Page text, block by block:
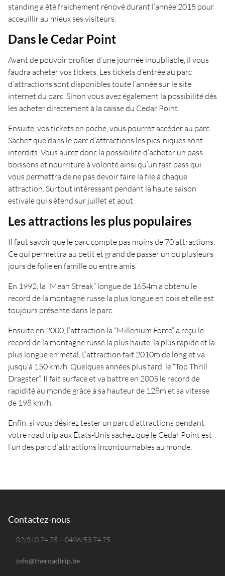
standing a été fraichement rénové durant l’année 2015 pour
acceuillir au mieux ses visiteurs.
Dans le Cedar Point
Avant de pouvoir profiter d’une journée inoubliable, il vous
faudra acheter vos tickets. Les tickets d’entrée au parc
d’attractions sont disponibles toute l’année sur le site
internet du parc. Sinon vous avez également la possibilité dès
les acheter directement à la caisse du Cedar Point.
Ensuite, vos tickets en poche, vous pourrez accéder au parc.
Sachez que dans le parc d’attractions les pics-niques sont
interdits. Vous aurez donc la possibilité d’acheter un pass
boissons et nourriture à volonté ainsi qu’un fast pass qui
vous permettra de ne pas devoir faire la file à chaque
attraction. Surtout intéressant pendant la haute saison
estivale qui s’étend sur juillet et aout.
Les attractions les plus populaires
Il faut savoir que le parc compte pas moins de 70 attractions.
Ce qui permettra au petit et grand de passer un ou plusieurs
jours de folie en famille ou entre amis.
En 1992, la “Mean Streak” longue de 1654m a obtenu le
record de la montagne russe la plus longue en bois et elle est
toujours présente dans le parc.
Ensuite en 2000, l’attraction la “Millenium Force” a reçu le
record de la montagne russe la plus haute, la plus rapide et la
plus longue en métal. L’attraction fait 2010m de long et va
jusqu’à 150 km/h. Quelques années plus tard, le “Top Thrill
Dragster”. Il fait surface et va battre en 2005 le record de
rapidité au monde grâce à sa hauteur de 128m et sa vitesse
de 198 km/h.
Enfin, si vous désirez tester un parc d’attractions pendant
votre road trip aux États-Unis sachez que le Cedar Point est
l’un des parc d’attractions incontournables au monde.
Contactez-nous
02/310.74.75 – 0496/53.74.75
info@theroadtrip.be